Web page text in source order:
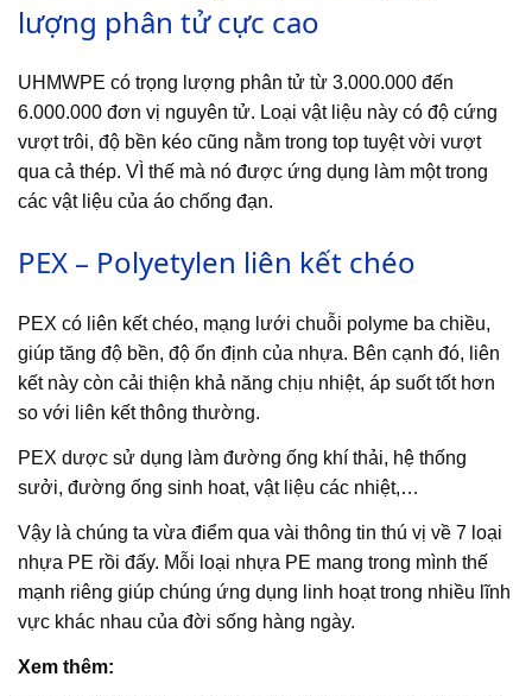
lượng phân tử cực cao
UHMWPE có trọng lượng phân tử từ 3.000.000 đến
6.000.000 đơn vị nguyên tử. Loại vật liệu này có độ cứng
vượt trôi, độ bền kéo cũng nằm trong top tuyệt vời vượt
qua cả thép. VÌ thế mà nó được ứng dụng làm một trong
các vật liệu của áo chống đạn.
PEX – Polyetylen liên kết chéo
PEX có liên kết chéo, mạng lưới chuỗi polyme ba chiều,
giúp tăng độ bền, độ ổn định của nhựa. Bên cạnh đó, liên
kết này còn cải thiện khả năng chịu nhiệt, áp suốt tốt hơn
so với liên kết thông thường.
PEX dược sử dụng làm đường ống khí thải, hệ thống
sưởi, đường ống sinh hoat, vật liệu các nhiệt,…
Vậy là chúng ta vừa điểm qua vài thông tin thú vị về 7 loại
nhựa PE rồi đấy. Mỗi loại nhựa PE mang trong mình thế
mạnh riêng giúp chúng ứng dụng linh hoạt trong nhiều lĩnh
vực khác nhau của đời sống hàng ngày.
Xem thêm: